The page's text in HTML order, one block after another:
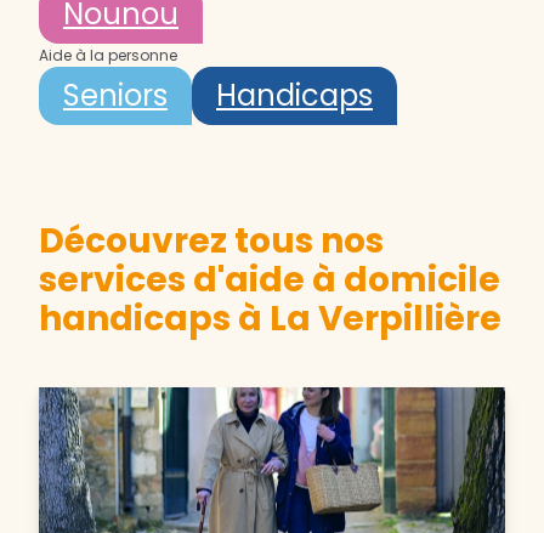
Nounou
Aide à la personne
Seniors Handicaps
Découvrez tous nos
services d'aide à domicile
handicaps à La Verpillière